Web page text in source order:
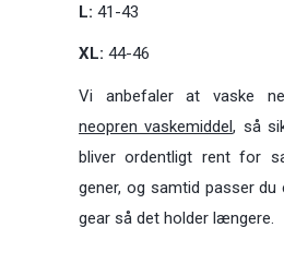
L: 41-43
XL: 44-46
Vi anbefaler at vaske
neopren vaskemiddel, så
bliver ordentligt rent for
gener, og samtid passer
gear så det holder længere.